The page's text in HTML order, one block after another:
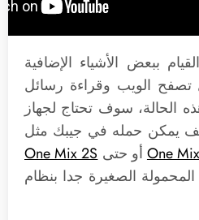
ببعض الأشياء الإضافية
تصفح الويب وقراءة رسائل
الحالة، سوف تحتاج لجهاز
يمكن حمله في جيبك مثل
One Mix
One Mix 2S
الصغيرة جدا بنظام